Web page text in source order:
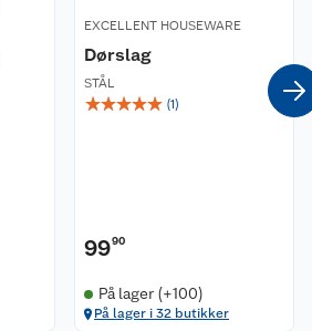
EXCELLENT HOUSEWARE
Dørslag
STÅL
☆☆☆☆☆ (1)
9990
På lager (+100)
På lager i 32 butikker